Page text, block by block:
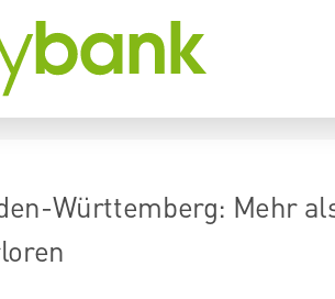
Württemberg: Mehr